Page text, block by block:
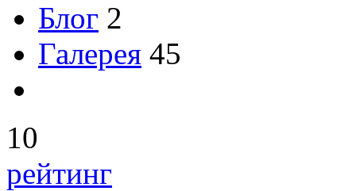
Блог 2
Галерея 45
10
рейтинг